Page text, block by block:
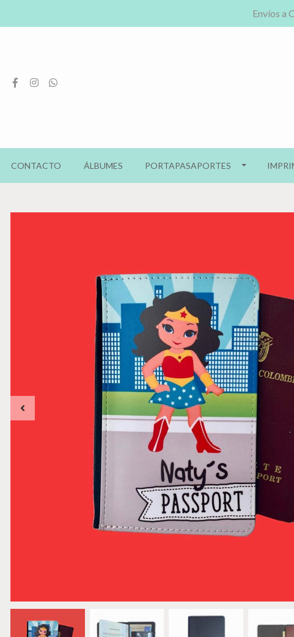
Envíos a
CONTACTO ÁLBUMES PORTAPASAPORTES